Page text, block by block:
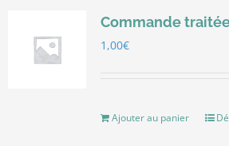
Commande
1,00€
Ajouter au panier